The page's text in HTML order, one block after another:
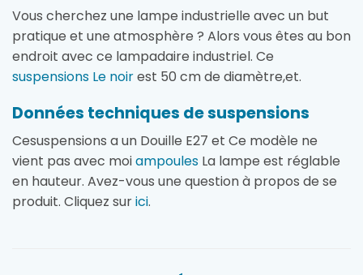
Vous cherchez une lampe industrielle avec un but
pratique et une atmosphère ? Alors vous êtes au bon
endroit avec ce lampadaire industriel. Ce
suspensions Le noirest 50 cm de diamètre,et.
Données techniques de suspensions
Cesuspensions a un Douille E27 et Ce modèle ne
vient pas avec moiampoules La lampe est réglable
en hauteur. Avez-vous une question à propos de se
produit. Cliquez surici.